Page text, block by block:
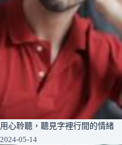
用心聆聽，聽見字裡行間的情緒
2024-05-14